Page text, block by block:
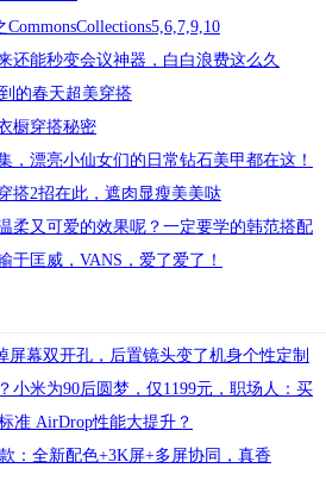
还能秒变会议神器，白白浪费这么久
的春天超美穿搭
橱穿搭秘密
，漂亮小仙女们的日常钻石美甲都在这！
搭2招在此，遮肉显瘦美美哒
柔又可爱的效果呢？一定要学的韩范搭配
于匡威，VANS，爱了爱了！
屏幕双开孔，后置镜头变了机身个性定制
小米为90后圆梦，仅1199元，职场人：买
准 AirDrop性能大提升？
：全新配色+3K屏+多屏协同，真香